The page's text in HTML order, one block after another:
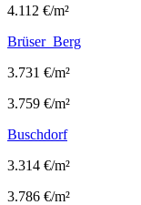
4.112 €/m²
Brüser Berg
3.731 €/m²
3.759 €/m²
Buschdorf
3.314 €/m²
3.786 €/m²